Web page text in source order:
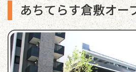
あちてらす倉敷オー